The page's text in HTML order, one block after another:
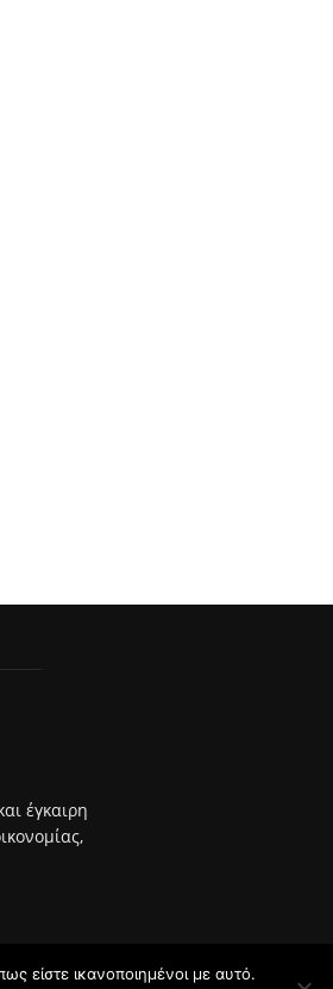
έγκαιρη
είστε ικανοποιημένοι με αυτό.